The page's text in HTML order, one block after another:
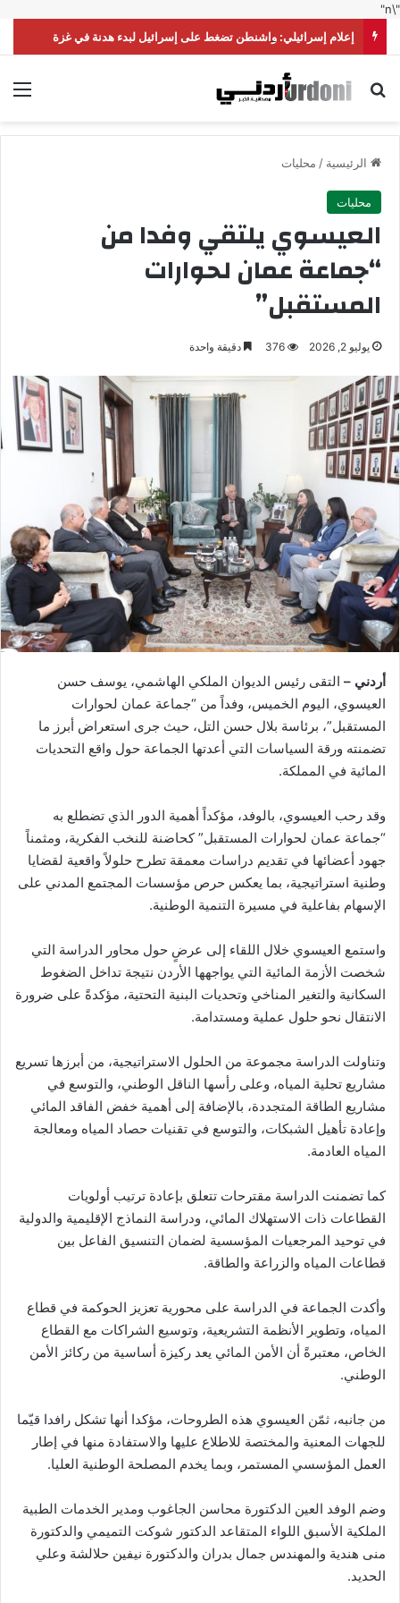
"\n"
إعلام إسرائيلي: واشنطن تضغط على إسرائيل لبدء هدنة في غزة
بحث عن
الرئيسية / محليات
محليات
العيسوي يلتقي وفدا من
“جماعة عمان لحوارات
المستقبل”
يوليو 2, 2026 376 دقيقة واحدة
أردني – التقى رئيس الديوان الملكي الهاشمي، يوسف حسن
العيسوي، اليوم الخميس، وفداً من “جماعة عمان لحوارات
المستقبل”، برئاسة بلال حسن التل، حيث جرى استعراض أبرز ما
تضمنته ورقة السياسات التي أعدتها الجماعة حول واقع التحديات
المائية في المملكة.
وقد رحب العيسوي، بالوفد، مؤكداً أهمية الدور الذي تضطلع به
“جماعة عمان لحوارات المستقبل” كحاضنة للنخب الفكرية، ومثمناً
جهود أعضائها في تقديم دراسات معمقة تطرح حلولاً واقعية لقضايا
وطنية استراتيجية، بما يعكس حرص مؤسسات المجتمع المدني على
الإسهام بفاعلية في مسيرة التنمية الوطنية.
واستمع العيسوي خلال اللقاء إلى عرضٍ حول محاور الدراسة التي
شخصت الأزمة المائية التي يواجهها الأردن نتيجة تداخل الضغوط
السكانية والتغير المناخي وتحديات البنية التحتية، مؤكدةً على ضرورة
الانتقال نحو حلول عملية ومستدامة.
وتناولت الدراسة مجموعة من الحلول الاستراتيجية، من أبرزها تسريع
مشاريع تحلية المياه، وعلى رأسها الناقل الوطني، والتوسع في
مشاريع الطاقة المتجددة، بالإضافة إلى أهمية خفض الفاقد المائي
وإعادة تأهيل الشبكات، والتوسع في تقنيات حصاد المياه ومعالجة
المياه العادمة.
كما تضمنت الدراسة مقترحات تتعلق بإعادة ترتيب أولويات
القطاعات ذات الاستهلاك المائي، ودراسة النماذج الإقليمية والدولية
في توحيد المرجعيات المؤسسية لضمان التنسيق الفاعل بين
قطاعات المياه والزراعة والطاقة.
وأكدت الجماعة في الدراسة على محورية تعزيز الحوكمة في قطاع
المياه، وتطوير الأنظمة التشريعية، وتوسيع الشراكات مع القطاع
الخاص، معتبرةً أن الأمن المائي يعد ركيزة أساسية من ركائز الأمن
الوطني.
من جانبه، ثمّن العيسوي هذه الطروحات، مؤكدا أنها تشكل رافدا قيّما
للجهات المعنية والمختصة للاطلاع عليها والاستفادة منها في إطار
العمل المؤسسي المستمر، وبما يخدم المصلحة الوطنية العليا.
وضم الوفد العين الدكتورة محاسن الجاغوب ومدير الخدمات الطبية
الملكية الأسبق اللواء المتقاعد الدكتور شوكت التميمي والدكتورة
منى هندية والمهندس جمال بدران والدكتورة نيفين حلالشة وعلي
الحديد.